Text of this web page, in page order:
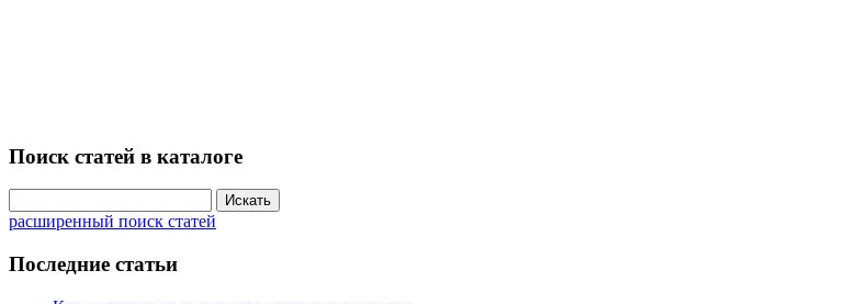
Поиск статей в каталоге
расширенный поиск статей
Последние статьи